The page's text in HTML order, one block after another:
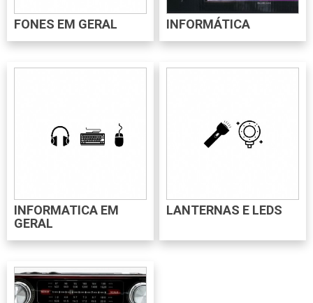
FONES EM GERAL INFORMÁTICA
INFORMATICA EM
GERAL
LANTERNAS E LEDS